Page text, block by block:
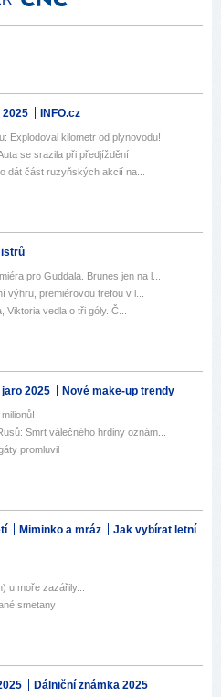
2025 INFO.cz
Explodoval kilometr od plynovodu!
se srazila při předjíždění
dát část ruzyňských akcií na...
pro Guddala. Brunes jen na l...
výhru, premiérovou trefou v l...
vedla o tři góly. Č...
2025 Nové make-up trendy
Smrt válečného hrdiny oznám...
promluvil
Miminko a mráz
Jak vybírat letní
u moře zazářily...
smetany
Dálniční známka 2025